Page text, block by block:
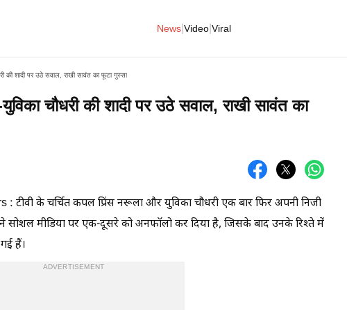
News Video Viral
की शादी पर उठे सवाल, राखी सावंत का फूटा गुस्सा
चौधरी की शादी पर उठे सवाल, राखी सावंत का
के चर्चित कपल प्रिंस नरूला और युविका चौधरी एक बार फिर अपनी निजी
ने सोशल मीडिया पर एक-दूसरे को अनफॉलो कर दिया है, जिसके बाद उनके रिश्ते में
हैं।
ADVERTISEMENT